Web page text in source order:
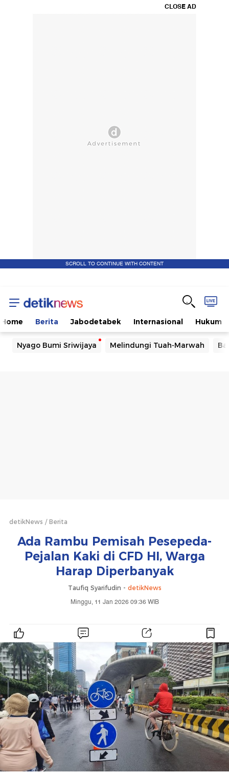
CLOSE AD
SCROLL TO CONTINUE WITH CONTENT
Home Berita Jabodetabek Internasional Hukum
Nyago Bumi Sriwijaya Melindungi Tuah-Marwah
detikNews Berita
Ada Rambu Pemisah Pesepeda-
Pejalan Kaki di CFD HI, Warga
Harap Diperbanyak
Taufiq Syarifudin - detikNews
Minggu, 11 Jan 2026 09:36 WIB